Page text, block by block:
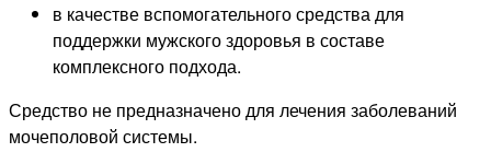
в качестве вспомогательного средства для
поддержки мужского здоровья в составе
комплексного подхода.
Средство не предназначено для лечения заболеваний
мочеполовой системы.